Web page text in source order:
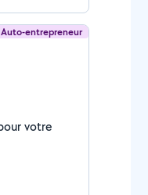
Auto-entrepreneur